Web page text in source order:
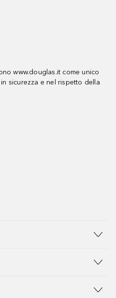
www.douglas.it come unico
sicurezza e nel rispetto della